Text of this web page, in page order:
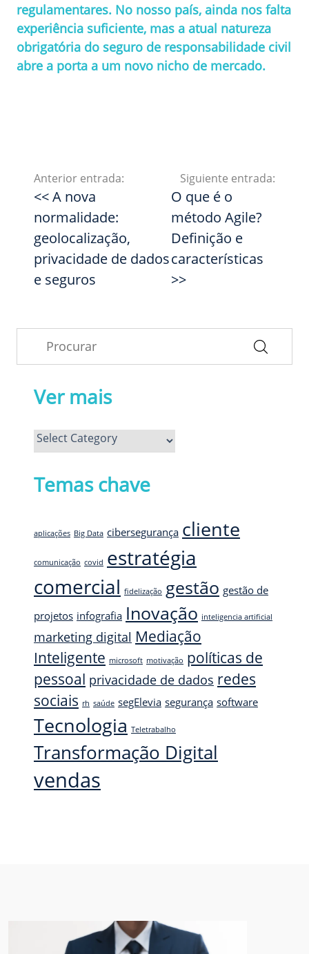
regulamentares. No nosso país, ainda nos falta
experiência suficiente, mas a atual natureza
obrigatória do seguro de responsabilidade civil
abre a porta a um novo nicho de mercado.
Anterior entrada:
<< A nova
normalidade:
geolocalização,
privacidade de dados
e seguros
Siguiente entrada:
O que é o
método Agile?
Definição e
características
>>
Ver mais
Ver
mais
Temas chave
aplicações Big Data cibersegurança cliente
comunicação covid estratégia
comercial fidelização gestão gestão de
projetos infografia Inovação inteligencia artificial
marketing digital Mediação
Inteligente microsoft motivação políticas de
pessoal privacidade de dados redes
sociais rh saúde segElevia segurança software
Tecnologia Teletrabalho
Transformação Digital
vendas